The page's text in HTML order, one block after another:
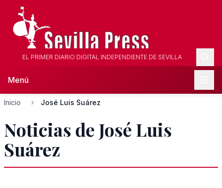
EL PRIMER DIARIO DIGITAL INDEPENDIENTE DE SEVILLA
Menú
Inicio José Luis Suárez
Noticias de José Luis
Suárez